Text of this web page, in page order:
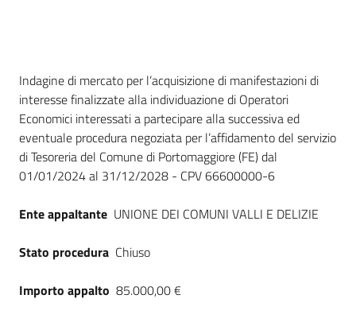
su
Dati del bando
Indagine di mercato per l’acquisizione di manifestazioni di
interesse finalizzate alla individuazione di Operatori
Economici interessati a partecipare alla successiva ed
eventuale procedura negoziata per l’affidamento del servizio
di Tesoreria del Comune di Portomaggiore (FE) dal
01/01/2024 al 31/12/2028 - CPV 66600000-6
Ente appaltante UNIONE DEI COMUNI VALLI E DELIZIE
Stato procedura Chiuso
Importo appalto 85.000,00 €